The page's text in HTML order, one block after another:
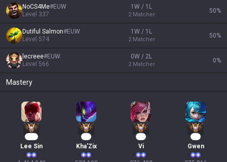
NoCS4Me#EUW
Level 337
1W / 1L
2 Matcher
50%
Dutiful Salmon#EUW
Level 574
1W / 1L
2 Matcher
50%
lecreee#EUW
Level 566
0W / 2L
2 Matcher
0%
Mastery
Lee Sin Kha'Zix Vi Gwen